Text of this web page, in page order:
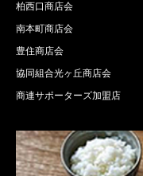
柏西口商店会
南本町商店会
豊住商店会
協同組合光ヶ丘商店会
商連サポーターズ加盟店